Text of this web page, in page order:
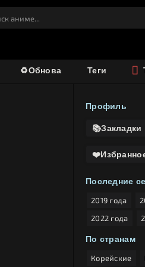
♻️Обнова Теги
Профиль
📚Закладки
Последние
2019 года
2022 года
По странам
Корейские